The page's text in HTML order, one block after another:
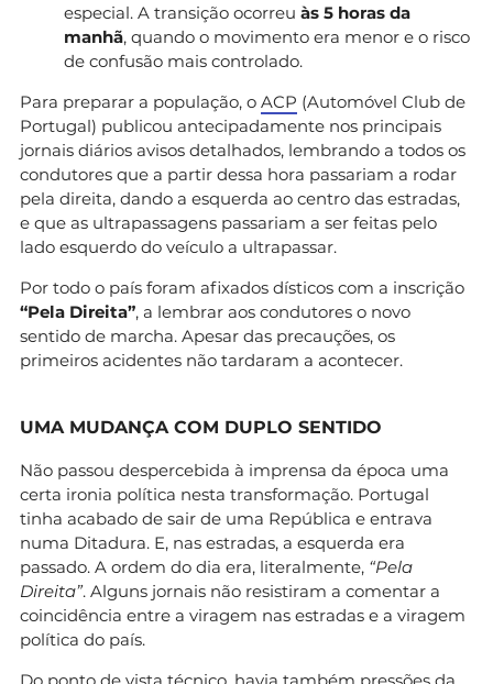
especial. A transição ocorreu às 5 horas da
manhã, quando o movimento era menor e o risco
de confusão mais controlado.
Para preparar a população, o ACP (Automóvel Club de
Portugal) publicou antecipadamente nos principais
jornais diários avisos detalhados, lembrando a todos os
condutores que a partir dessa hora passariam a rodar
pela direita, dando a esquerda ao centro das estradas,
e que as ultrapassagens passariam a ser feitas pelo
lado esquerdo do veículo a ultrapassar.
Por todo o país foram afixados dísticos com a inscrição
“Pela Direita”, a lembrar aos condutores o novo
sentido de marcha. Apesar das precauções, os
primeiros acidentes não tardaram a acontecer.
UMA MUDANÇA COM DUPLO SENTIDO
Não passou despercebida à imprensa da época uma
certa ironia política nesta transformação. Portugal
tinha acabado de sair de uma República e entrava
numa Ditadura. E, nas estradas, a esquerda era
passado. A ordem do dia era, literalmente, “Pela
Direita”. Alguns jornais não resistiram a comentar a
coincidência entre a viragem nas estradas e a viragem
política do país.
Do ponto de vista técnico, havia também pressões da